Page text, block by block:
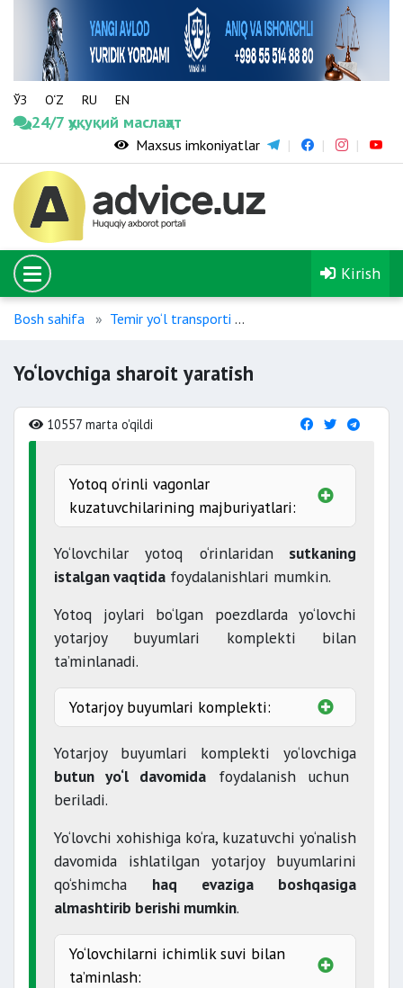
ЎЗ O‘Z RU EN
24/7 ҳуқуқий маслаҳат
Maxsus imkoniyatlar
Kirish
Bosh sahifa Temir yo‘l transporti
Yo‘lovchiga sharoit yaratish
10557 marta o'qildi
Yotoq o‘rinli vagonlar
kuzatuvchilarining majburiyatlari:
daqiqadan
mas’uldir
Yo‘lovchilar yotoq o‘rinlaridansutkaning
istalgan vaqtida foydalanishlari mumkin.
Yotoq joylari bo‘lgan poezdlarda yo‘lovchi
yotarjoy buyumlari komplekti bilan
ta’minlanadi.
Yotarjoy buyumlari komplekti:
yostiq jild
sochiq
Yotarjoy buyumlari komplekti yo‘lovchiga
butun yo‘l davomida foydalanish uchun
beriladi.
Yo‘lovchi xohishiga ko‘ra, kuzatuvchi yo‘nalish
davomida ishlatilgan yotarjoy buyumlarini
qo‘shimcha haq evaziga boshqasiga
almashtirib berishi mumkin.
Yo‘lovchilarni ichimlik suvi bilan
ta’minlash: